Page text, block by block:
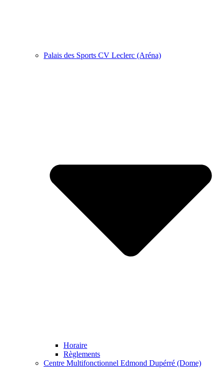
Palais des Sports CV Leclerc (Aréna)
Horaire
Règlements
Centre Multifonctionnel Edmond Dupérré (Dome)